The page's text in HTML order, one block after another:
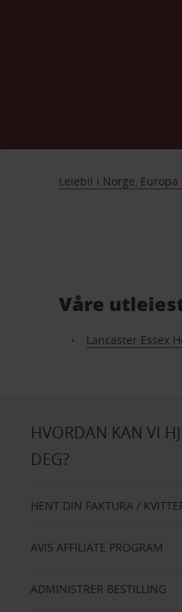
Leiebil i Norge,
Våre
Lancaster Essex
HVORDAN KAN VI
DEG?
HENT DIN FAKTURA /
AVIS AFFILIATE PROGRAM
ADMINISTRER BESTILLING